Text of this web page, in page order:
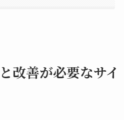
改善が必要なサイ